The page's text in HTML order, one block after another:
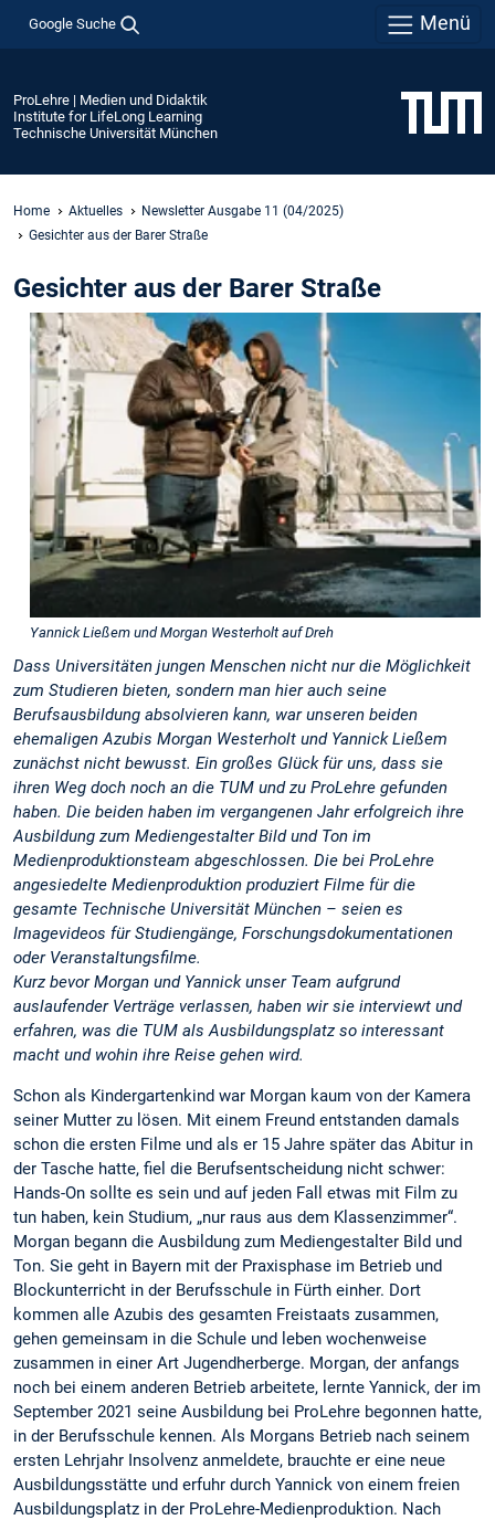
Google Suche Menü
ProLehre | Medien und Didaktik
Institute for LifeLong Learning
Technische Universität München
Home Aktuelles
Newsletter Ausgabe 11 (04/2025)
Gesichter aus der Barer Straße
Gesichter aus der Barer Straße
Yannick Ließem und Morgan Westerholt auf Dreh
Dass Universitäten jungen Menschen nicht nur die Möglichkeit
zum Studieren bieten, sondern man hier auch seine
Berufsausbildung absolvieren kann, war unseren beiden
ehemaligen Azubis Morgan Westerholt und Yannick Ließem
zunächst nicht bewusst. Ein großes Glück für uns, dass sie
ihren Weg doch noch an die TUM und zu ProLehre gefunden
haben. Die beiden haben im vergangenen Jahr erfolgreich ihre
Ausbildung zum Mediengestalter Bild und Ton im
Medienproduktionsteam abgeschlossen. Die bei ProLehre
angesiedelte Medienproduktion produziert Filme für die
gesamte Technische Universität München – seien es
Imagevideos für Studiengänge, Forschungsdokumentationen
oder Veranstaltungsfilme.
Kurz bevor Morgan und Yannick unser Team aufgrund
auslaufender Verträge verlassen, haben wir sie interviewt und
erfahren, was die TUM als Ausbildungsplatz so interessant
macht und wohin ihre Reise gehen wird.
Schon als Kindergartenkind war Morgan kaum von der Kamera
seiner Mutter zu lösen. Mit einem Freund entstanden damals
schon die ersten Filme und als er 15 Jahre später das Abitur in
der Tasche hatte, fiel die Berufsentscheidung nicht schwer:
Hands-On sollte es sein und auf jeden Fall etwas mit Film zu
tun haben, kein Studium, „nur raus aus dem Klassenzimmer“.
Morgan begann die Ausbildung zum Mediengestalter Bild und
Ton. Sie geht in Bayern mit der Praxisphase im Betrieb und
Blockunterricht in der Berufsschule in Fürth einher. Dort
kommen alle Azubis des gesamten Freistaats zusammen,
gehen gemeinsam in die Schule und leben wochenweise
zusammen in einer Art Jugendherberge. Morgan, der anfangs
noch bei einem anderen Betrieb arbeitete, lernte Yannick, der im
September 2021 seine Ausbildung bei ProLehre begonnen hatte,
in der Berufsschule kennen. Als Morgans Betrieb nach seinem
ersten Lehrjahr Insolvenz anmeldete, brauchte er eine neue
Ausbildungsstätte und erfuhr durch Yannick von einem freien
Ausbildungsplatz in der ProLehre-Medienproduktion. Nach